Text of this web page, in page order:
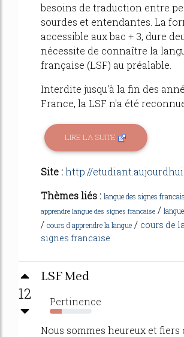
besoins de traduction entre
sourdes et entendantes. La
accessible aux bac + 3, dure
nécessite de connaître la
française (LSF) au préalable.
Interdite jusqu'à la fin des
France, la LSF n'a été
LIRE LA SUITE
Site :http://
Thèmes liés : langue des signes
apprendre langue des signes francaise /
/ cours d apprendre la langue / cours de
signes francaise
12
LSF Med
Pertinence
29%
Nous sommes heureux et fiers